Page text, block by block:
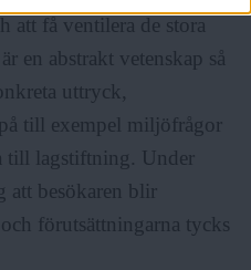
att få ventilera de stora
en abstrakt vetenskap så
uttryck,
till exempel miljöfrågor
till lagstiftning. Under
att besökaren blir
förutsättningarna tycks